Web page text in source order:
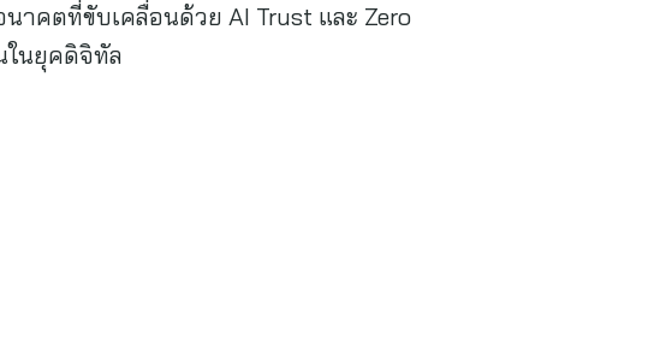
าคตที่ขับเคลื่อนด้วย AI Trust และ Zero
ในยุคดิจิทัล